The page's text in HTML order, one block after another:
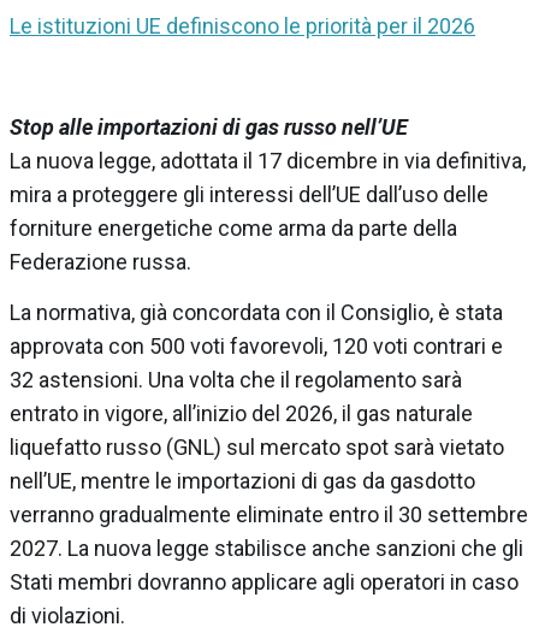
Le istituzioni UE definiscono le priorità per il 2026
Stop alle importazioni di gas russo nell’UE
La nuova legge, adottata il 17 dicembre in via definitiva,
mira a proteggere gli interessi dell’UE dall’uso delle
forniture energetiche come arma da parte della
Federazione russa.
La normativa, già concordata con il Consiglio, è stata
approvata con 500 voti favorevoli, 120 voti contrari e
32 astensioni. Una volta che il regolamento sarà
entrato in vigore, all’inizio del 2026, il gas naturale
liquefatto russo (GNL) sul mercato spot sarà vietato
nell’UE, mentre le importazioni di gas da gasdotto
verranno gradualmente eliminate entro il 30 settembre
2027. La nuova legge stabilisce anche sanzioni che gli
Stati membri dovranno applicare agli operatori in caso
di violazioni.